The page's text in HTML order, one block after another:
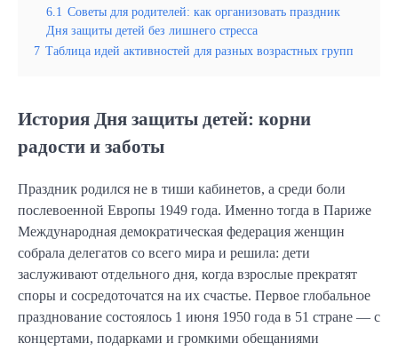
6.1 Советы для родителей: как организовать праздник
Дня защиты детей без лишнего стресса
7 Таблица идей активностей для разных возрастных групп
История Дня защиты детей: корни
радости и заботы
Праздник родился не в тиши кабинетов, а среди боли
послевоенной Европы 1949 года. Именно тогда в Париже
Международная демократическая федерация женщин
собрала делегатов со всего мира и решила: дети
заслуживают отдельного дня, когда взрослые прекратят
споры и сосредоточатся на их счастье. Первое глобальное
празднование состоялось 1 июня 1950 года в 51 стране — с
концертами, подарками и громкими обещаниями